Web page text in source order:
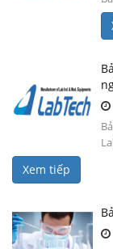
Xem tiếp